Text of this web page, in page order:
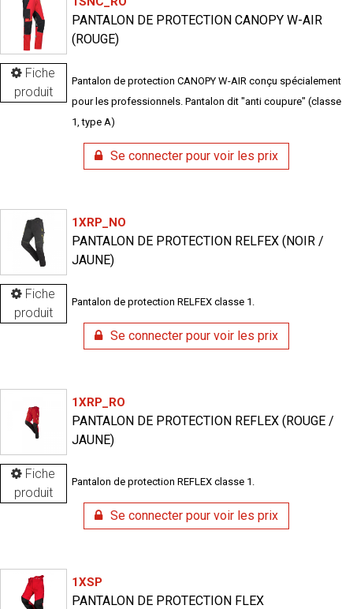
Fiche
produit
PANTALON DE PROTECTION CANOPY W-AIR
(ROUGE)
Pantalon de protection CANOPY W-AIR conçu spécialement
pour les professionnels. Pantalon dit "anti coupure" (classe
1, type A)
Se connecter pour voir les prix
Fiche
produit
1XRP_NO
PANTALON DE PROTECTION RELFEX (NOIR /
JAUNE)
Pantalon de protection RELFEX classe 1.
Se connecter pour voir les prix
Fiche
produit
1XRP_RO
PANTALON DE PROTECTION REFLEX (ROUGE /
JAUNE)
Pantalon de protection REFLEX classe 1.
Se connecter pour voir les prix
1XSP
PANTALON DE PROTECTION FLEX